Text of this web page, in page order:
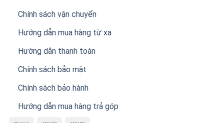
Chính sách vận chuyển
Hướng dẫn mua hàng từ xa
Hướng dẫn thanh toán
Chính sách bảo mật
Chính sách bảo hành
Hướng dẫn mua hàng trả góp